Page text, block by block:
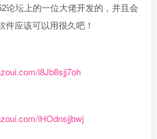
论坛上的一位大佬开发的，并且会
应该可以用很久吧！
i8Jb8sjj7oh
iHOdnsjjbwj